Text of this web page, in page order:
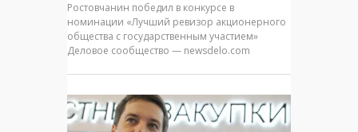
Ростовчанин победил в конкурсе в
номинации «Лучший ревизор акционерного
общества с государственным участием»
Деловое сообщество — newsdelo.com